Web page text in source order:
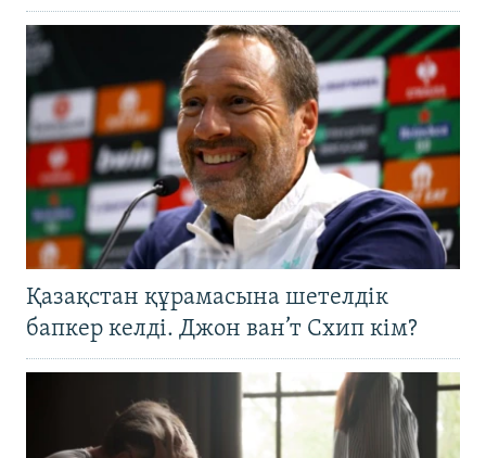
Қазақстан құрамасына шетелдік
бапкер келді. Джон ван’т Схип кім?